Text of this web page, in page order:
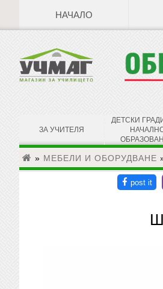
НАЧАЛО
ЗА УЧИТЕЛЯ
ДЕТСКИ
» МЕБЕЛИ И ОБОРУДВАНЕ